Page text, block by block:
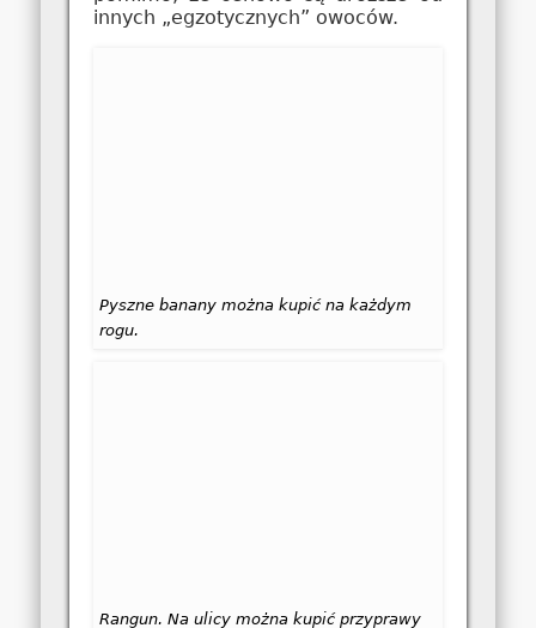
innych „egzotycznych” owoców.
Pyszne banany można kupić na każdym
rogu.
Rangun. Na ulicy można kupić przyprawy